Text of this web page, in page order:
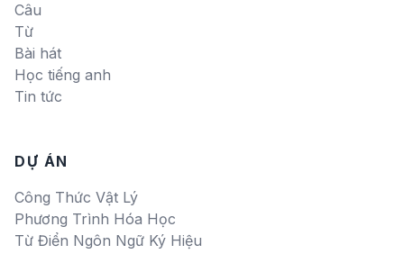
Câu
Từ
Bài hát
Học tiếng anh
Tin tức
DỰ ÁN
Công Thức Vật Lý
Phương Trình Hóa Học
Từ Điển Ngôn Ngữ Ký Hiệu